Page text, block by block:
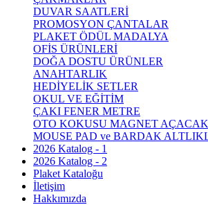
DUVAR SAATLERİ
PROMOSYON ÇANTALAR
PLAKET ÖDÜL MADALYA
OFİS ÜRÜNLERİ
DOĞA DOSTU ÜRÜNLER
ANAHTARLIK
HEDİYELİK SETLER
OKUL VE EĞİTİM
ÇAKI FENER METRE
OTO KOKUSU MAGNET
MOUSE PAD ve BARDAK
2026 Katalog - 1
2026 Katalog - 2
Plaket Kataloğu
İletişim
Hakkımızda